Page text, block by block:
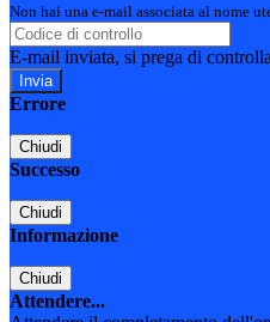
Non hai una e-mail associata al nome
E-mail inviata, si prega di
Errore
Chiudi
Successo
Chiudi
Informazione
Chiudi
Attendere...